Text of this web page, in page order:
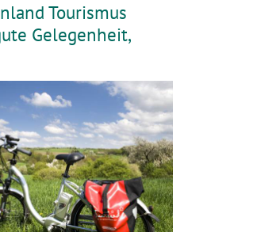
Tourismus
Gelegenheit,